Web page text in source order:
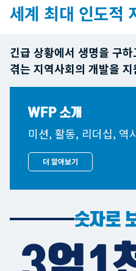
세계 최대 인도적
긴급 상황에서 생명을 구
겪는 지역사회의 개발을
WFP 소개
미션, 활동, 리더십, 역
더 알아보기
숫자로